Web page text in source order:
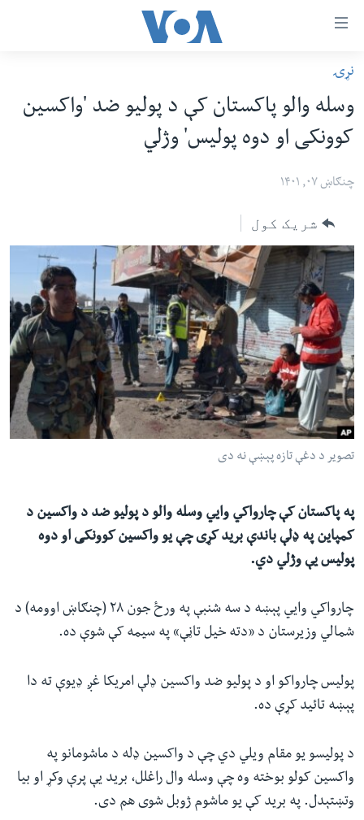
رسي
وړ
اتصالات
متن
شئ
عمومي
لارښود
ته
لاړ
شئ
لټون
ځای
ته
افغانستان
سیمه
امریکا
ښځې او نجونې
ځوانان
د بیان ازادي
روغتیا
سرمقاله
له مونږ سره په تماس کې پاتې شئ
نړۍ
وسله والو پاکستان کې د پولیو ضد 'واکسین
کوونکی او دوه پولیس' وژلي
چنګاښ ۰۷, ۱۴۰۱
شریک کول
تصویر د دغې تازه پېښې نه دی
په پاکستان کې چارواکي وایي وسله والو د پولیو ضد د واکسین د
کمپاین په ډلې باندې برید کړی چې یو واکسین کوونکی او دوه
پولیس یې وژلي دي.
چارواکي وایي پېښه د سه شنبې په ورځ جون ۲۸ (چنګاښ اوومه) د
شمالي وزیرستان د «دته خیل تاڼې» په سیمه کې شوې ده.
پولیس چارواکو او د پولیو ضد واکسین ډلې امریکا غږ ډیوې ته دا
پېښه تائید کړې ده.
د پولیسو یو مقام ویلي دي چې د واکسین ډله د ماشومانو په
واکسین کولو بوخته وه چې وسله وال راغلل، برید یې پرې وکړ او بیا
وتښتېدل. په برید کې یو ماشوم ژوبل شوی هم دی.